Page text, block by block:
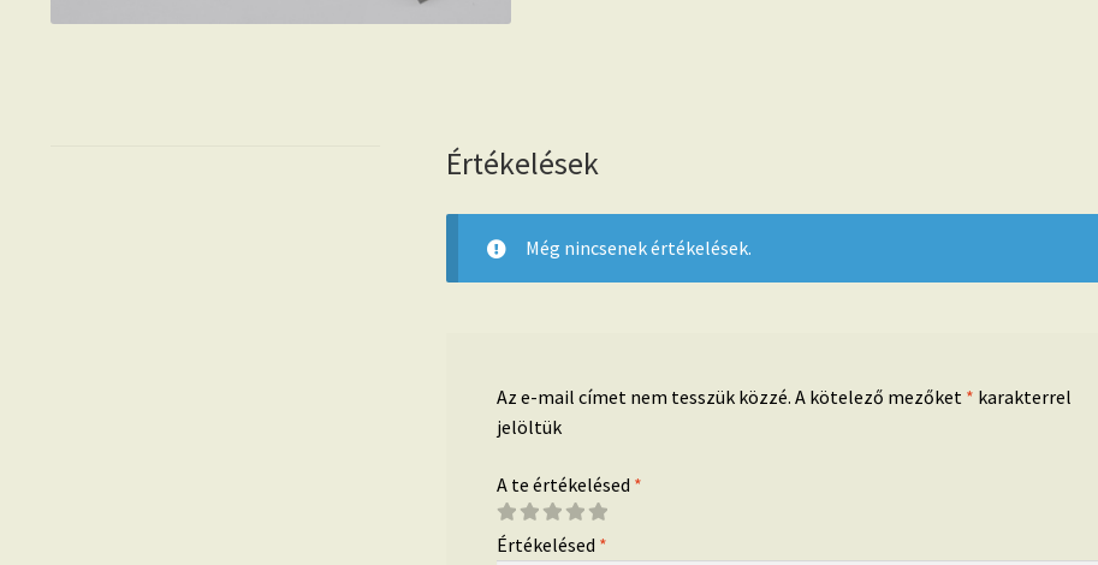
Értékelések
Még nincsenek értékelések.
Az e-mail címet nem tesszük közzé. A kötelező mezőket * karakterrel
jelöltük
A te értékelésed *
Értékelésed *